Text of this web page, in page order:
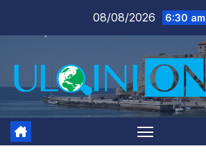
08/08/2026 6:30 am